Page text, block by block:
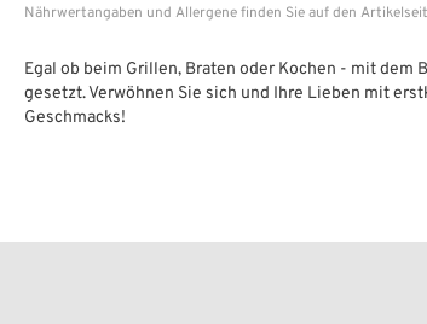
Nährwertangaben und Allergene finden Sie auf den
Egal ob beim Grillen, Braten oder Kochen - mit dem
gesetzt. Verwöhnen Sie sich und Ihre Lieben mit
Geschmacks!